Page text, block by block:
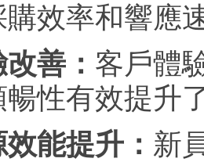
效率和響應
善： 客戶體
性有效提升
能提升： 新